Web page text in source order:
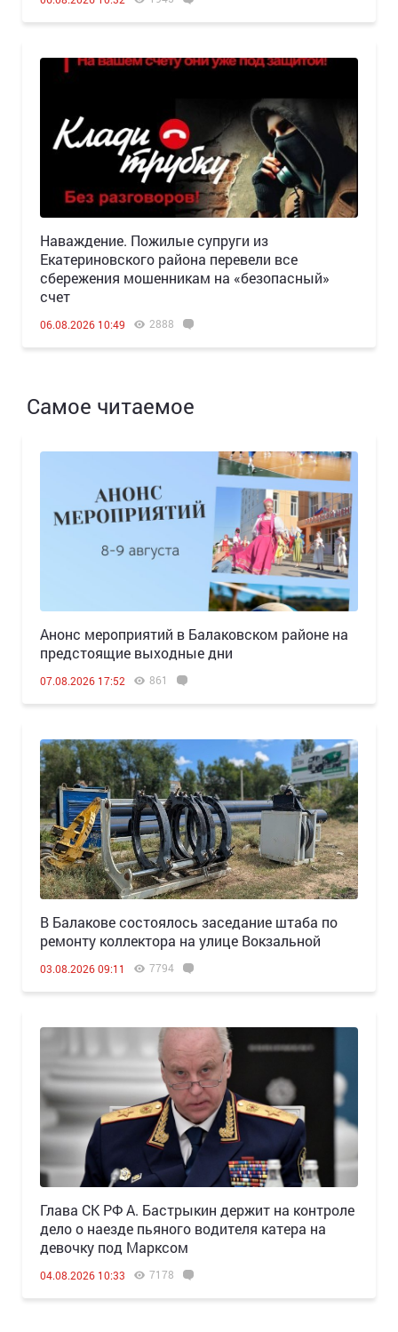
Наваждение. Пожилые супруги из
Екатериновского района перевели все
сбережения мошенникам на «безопасный»
счет
06.08.2026 10:49 2888
Самое читаемое
Анонс мероприятий в Балаковском районе на
предстоящие выходные дни
07.08.2026 17:52 861
В Балакове состоялось заседание штаба по
ремонту коллектора на улице Вокзальной
03.08.2026 09:11 7794
Глава СК РФ А. Бастрыкин держит на контроле
дело о наезде пьяного водителя катера на
девочку под Марксом
04.08.2026 10:33 7178